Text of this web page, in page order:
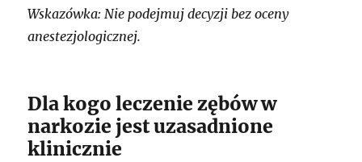
Wskazówka: Nie podejmuj decyzji bez oceny
anestezjologicznej.
Dla kogo leczenie zębów w
narkozie jest uzasadnione
klinicznie